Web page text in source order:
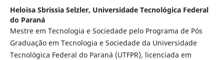
Heloisa Sbrissia Selzler, Universidade Tecnológica Federal
do Paraná
Mestre em Tecnologia e Sociedade pelo Programa de Pós
Graduação em Tecnologia e Sociedade da Universidade
Tecnológica Federal do Paraná (UTFPR), licenciada em